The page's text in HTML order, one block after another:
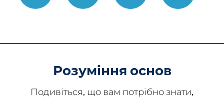
Розуміння основ
Подивіться, що вам потрібно знати,